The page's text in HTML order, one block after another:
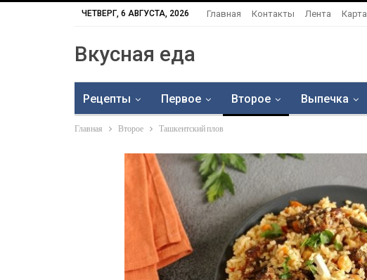
ЧЕТВЕРГ, 6 АВГУСТА, 2026 Главная Контакты Лента Карта
Вкусная еда
Рецепты Первое Второе Выпечка
Главная Второе Ташкентский плов